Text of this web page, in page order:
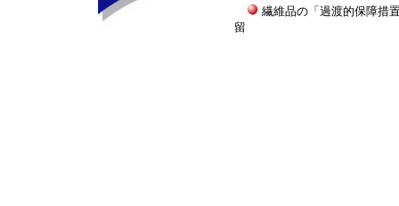
繊維品の「過渡的保障措